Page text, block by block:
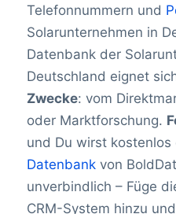
Telefonnummern und
Solarunternehmen in
Datenbank der
Deutschland eignet
Zwecke: vom
oder Marktforschung.
und Du wirst kostenlos
Datenbankvon
unverbindlich – Füge
CRM-System hinzu